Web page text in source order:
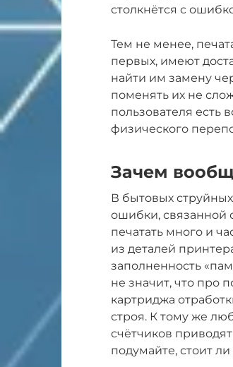
столкнётся с
Тем не менее,
первых, имеют
найти им замену
поменять их не
пользователя есть
физического
Зачем
В бытовых
ошибки, связанной
печатать много и
из деталей
заполненность
не значит, что про
картриджа
строя. К тому же
счётчиков
подумайте, стоит ли